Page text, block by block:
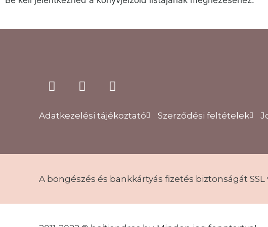
Adatkezelési tájékoztató Szerződési feltételek
A böngészés és bankkártyás fizetés biztonságát